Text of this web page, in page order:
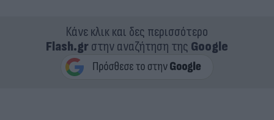
Κάνε κλικ και δες περισσότερο
Flash.grστην αναζήτηση της Google